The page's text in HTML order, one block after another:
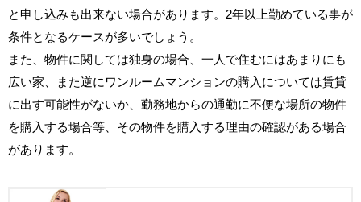
と申し込みも出来ない場合があります。2年以上勤めている事が
条件となるケースが多いでしょう。
また、物件に関しては独身の場合、一人で住むにはあまりにも
広い家、また逆にワンルームマンションの購入については賃貸
に出す可能性がないか、勤務地からの通勤に不便な場所の物件
を購入する場合等、その物件を購入する理由の確認がある場合
があります。